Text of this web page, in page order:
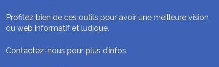
Profitez bien de ces outils pour avoir une meilleure vision
du web informatif et ludique.
Contactez-nous pour plus d’infos